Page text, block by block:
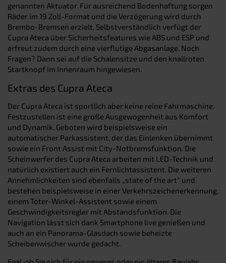
genannten Aktuator. Für ausreichend Bodenhaftung sorgen
Räder im 19 Zoll-Format und die Verzögerung wird durch
Brembo-Bremsen erzielt. Selbstverständlich verfügt der
Cupra Ateca über Sicherheitsfeatures wie ABS und ESP und
erfreut zudem durch eine vierflutige Abgasanlage. Noch
Fragen? Dann sei auf die Schalensitze und den knallroten
Startknopf im Innenraum hingewiesen.
Extras des Cupra Ateca
Der Cupra Ateca ist sportlich aber keine reine Fahrmaschine.
Festzustellen ist eine große Ausgewogenheit aus Komfort
und Dynamik. Geboten wird beispielsweise ein
automatischer Parkassistent, der das Einlenken übernimmt
sowie ein Front Assist mit City-Notbremsfunktion. Die
Scheinwerfer des Cupra Ateca arbeiten mit LED-Technik und
natürlich existiert auch ein Fernlichtassistent. Die weiteren
Annehmlichkeiten sind ebenfalls „state of the art“ und
bestehen beispielsweise in einer Verkehrszeichenerkennung,
einem Toter-Winkel-Assistent sowie einem
Geschwindigkeitsregler mit Abstandsfunktion. Die
Navigation lässt sich dank Smartphone live genießen und
auch an ein Panorama-Glasdach sowie beheizte
Scheibenwischer wurde gedacht.